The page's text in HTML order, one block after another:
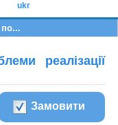
ukr
по...
реалізації
Замовити